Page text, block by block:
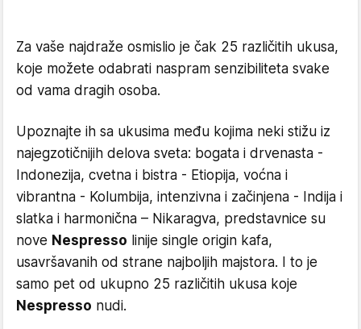
Za vaše najdraže osmislio je čak 25 različitih ukusa,
koje možete odabrati naspram senzibiliteta svake
od vama dragih osoba.
Upoznajte ih sa ukusima među kojima neki stižu iz
najegzotičnijih delova sveta: bogata i drvenasta -
Indonezija, cvetna i bistra - Etiopija, voćna i
vibrantna - Kolumbija, intenzivna i začinjena - Indija i
slatka i harmonična – Nikaragva, predstavnice su
nove Nespresso linije single origin kafa,
usavršavanih od strane najboljih majstora. I to je
samo pet od ukupno 25 različitih ukusa koje
Nespresso nudi.